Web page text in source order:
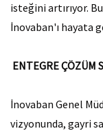
isteğini artırıyor.
İnovaban'ı hayata
ENTEGRE ÇÖZÜM
İnovaban Genel
vizyonunda, gayri